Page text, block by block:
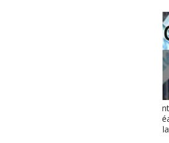
Les AG
plus
par